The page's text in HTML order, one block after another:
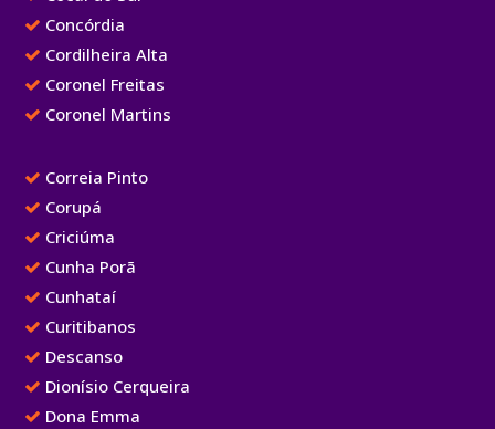
Concórdia
Cordilheira Alta
Coronel Freitas
Coronel Martins
Correia Pinto
Corupá
Criciúma
Cunha Porã
Cunhataí
Curitibanos
Descanso
Dionísio Cerqueira
Dona Emma